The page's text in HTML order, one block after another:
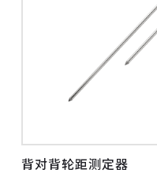
背对背轮距测定器